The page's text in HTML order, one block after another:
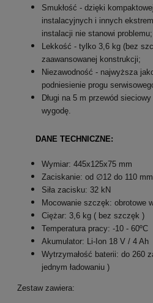
Smukłość - dzięki
instalacyjnych i innych
instalacji nie stanowi problemu;
Lekkość - tylko 3,6 kg (bez
zaawansowanej konstrukcji;
Niezawodność - najwyższa
podniesienie progu
Długi na 5 m przewód
wygodę.
DANE TECHNICZNE:
Wymiar: 445x125x75 mm
Zaciskanie: od ∅12 do 110 mm
Siła zacisku: 32 kN
Mocowanie szczęk: obrotowe
Ciężar: 3,6 kg ( bez szczęk )
Temperatura pracy: -10 - 60ºC
Akumulator: Li-Ion 18 V / 4 Ah
Wytrzymałość baterii: do 260
jednym ładowaniu )
Zestaw zawiera: